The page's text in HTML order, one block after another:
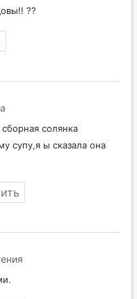
??
солянка
супу,я ы сказала она